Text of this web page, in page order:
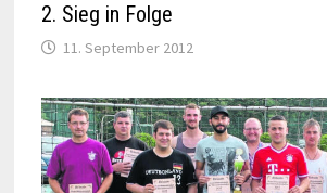
2. Sieg in Folge
11. September 2012